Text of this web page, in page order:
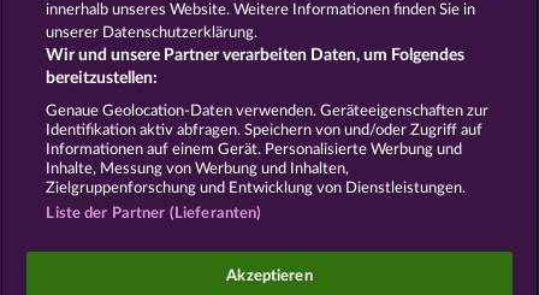
AGB Datenschutz
Unternehmensseite
Widerruf einreichen
Social Casino Spiele dienen der reinen Unterhaltung
innerhalb unseres Website. Weitere Informationen finden Sie in
unserer Datenschutzerklärung.
Wir und unsere Partner verarbeiten Daten, um Folgendes
bereitzustellen:
Genaue Geolocation-Daten verwenden. Geräteeigenschaften zur
Identifikation aktiv abfragen. Speichern von und/oder Zugriff auf
Informationen auf einem Gerät. Personalisierte Werbung und
Inhalte, Messung von Werbung und Inhalten,
Zielgruppenforschung und Entwicklung von Dienstleistungen.
Liste der Partner (Lieferanten)
Akzeptieren